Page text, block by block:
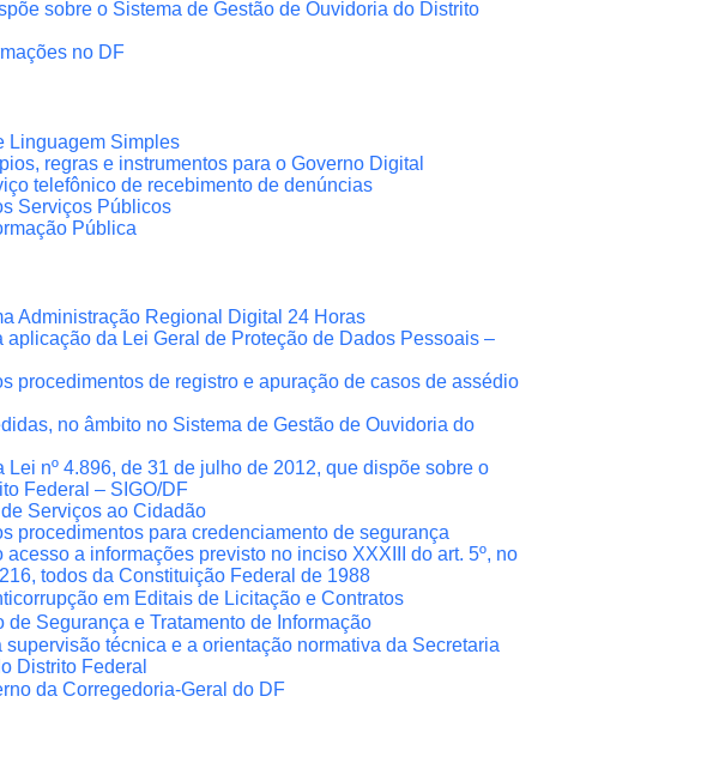
sobre o Sistema de Gestão de Ouvidoria do Distrito
no DF
Linguagem Simples
regras e instrumentos para o Governo Digital
telefônico de recebimento de denúncias
Serviços Públicos
Pública
Administração Regional Digital 24 Horas
aplicação da Lei Geral de Proteção de Dados Pessoais –
procedimentos de registro e apuração de casos de assédio
no âmbito no Sistema de Gestão de Ouvidoria do
nº 4.896, de 31 de julho de 2012, que dispõe sobre o
Federal – SIGO/DF
Serviços ao Cidadão
procedimentos para credenciamento de segurança
a informações previsto no inciso XXXIII do art. 5º, no
todos da Constituição Federal de 1988
em Editais de Licitação e Contratos
de Segurança e Tratamento de Informação
técnica e a orientação normativa da Secretaria
Distrito Federal
da Corregedoria-Geral do DF